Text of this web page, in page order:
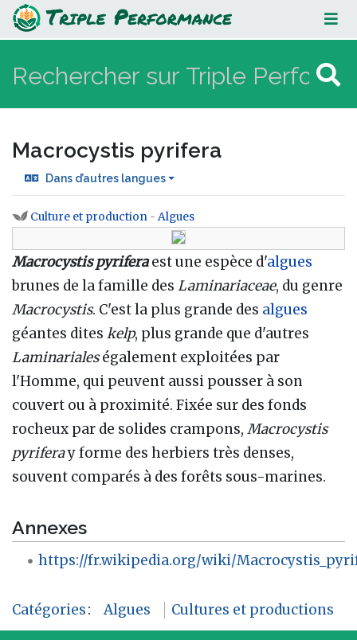
Macrocystis pyrifera
Macrocystis pyrifera
Dans d’autres langues
Aller à :navigation,rechercher
Culture et production - Algues
Macrocystis pyriferaest une espèce d'algues
brunes de la famille des Laminariaceae, du genre
Macrocystis. C'est la plus grande des algues
géantes dites kelp, plus grande que d'autres
Laminarialeségalement exploitées par
l'Homme, qui peuvent aussi pousser à son
couvert ou à proximité. Fixée sur des fonds
rocheux par de solides crampons, Macrocystis
pyriferay forme des herbiers très denses,
souvent comparés à des forêts sous-marines.
Annexes
https://fr.wikipedia.org/wiki/
Catégories: Algues Cultures et productions